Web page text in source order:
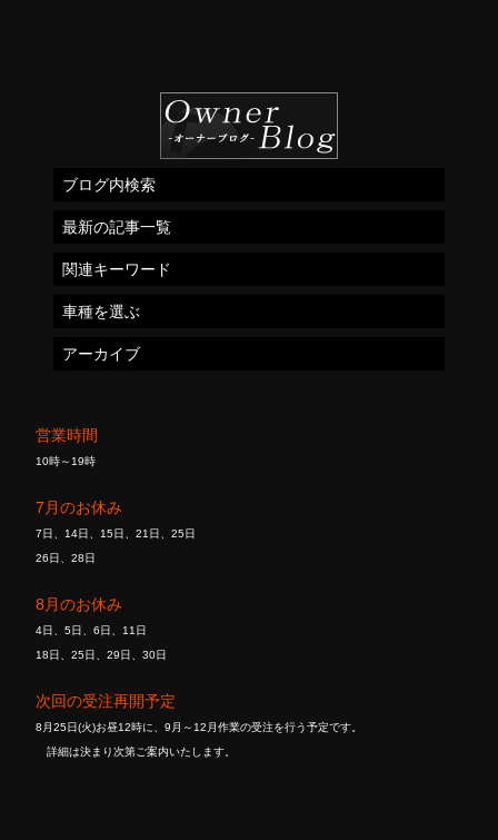
営業時間
10時～19時
7月のお休み
7日、14日、15日、21日、25日
26日、28日
8月のお休み
4日、5日、6日、11日
18日、25日、29日、30日
次回の受注再開予定
8月25日(火)お昼12時に、9月～12月作業の受注を行う予定です。
詳細は決まり次第ご案内いたします。
ブログ内検索
最新の記事一覧
関連キーワード
車種を選ぶ
アーカイブ